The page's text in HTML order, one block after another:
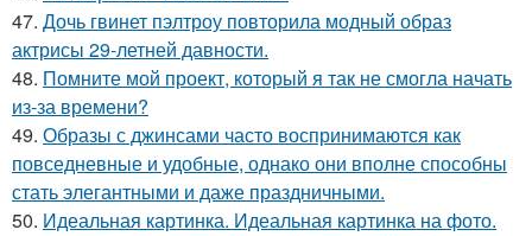
47. Дочь гвинет пэлтроу повторила модный образ
актрисы 29-летней давности.
48. Помните мой проект, который я так не смогла начать
из-за времени?
49. Образы с джинсами часто воспринимаются как
повседневные и удобные, однако они вполне способны
стать элегантными и даже праздничными.
50. Идеальная картинка. Идеальная картинка на фото.